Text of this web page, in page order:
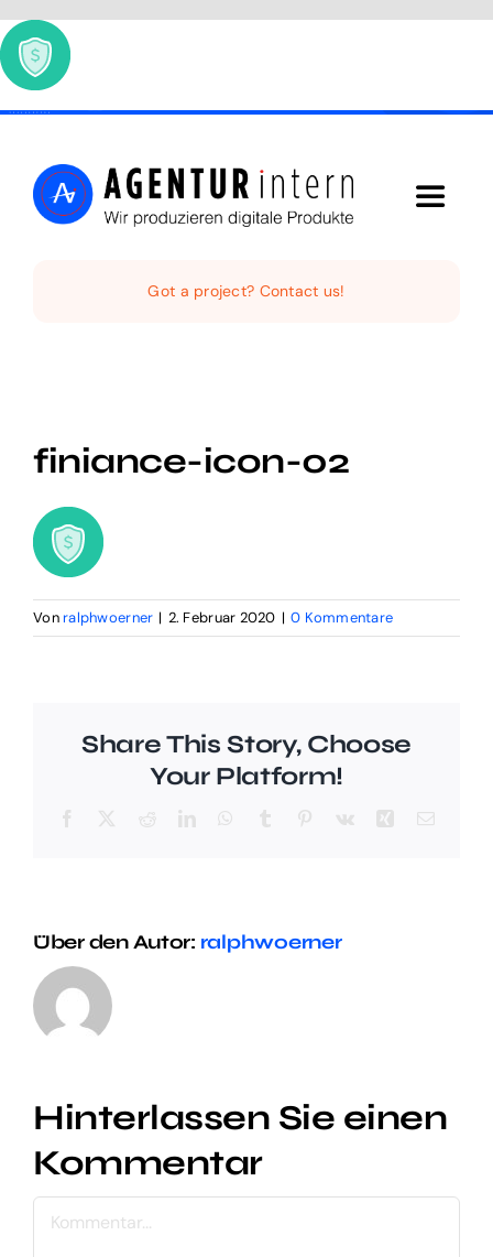
Skip
to
content
Toggle
Kontakt
Impressum
Got a project? Contact us!
finiance-icon-02
Vonralphwoerner | 2. Februar 2020 | 0 Kommentare
Share This Story, Choose
Your Platform!
Facebook RedditLinkedInWhatsApp
Tumblr Pinterest
Vk XingE-
Über den Autor: ralphwoerner
Hinterlassen Sie einen
Kommentar
Kommentar